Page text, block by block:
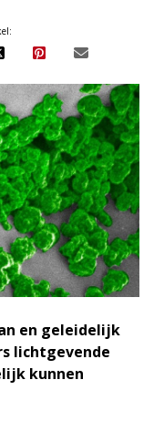
en geleidelijk
lichtgevende
kunnen